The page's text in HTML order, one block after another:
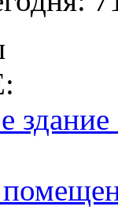
здание